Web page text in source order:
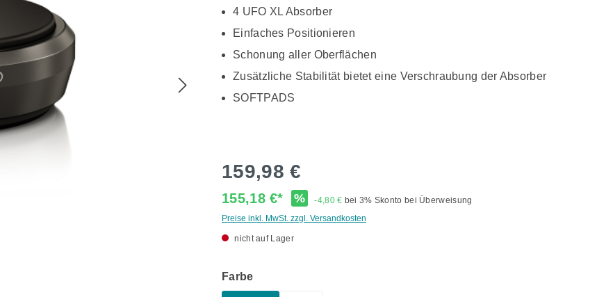
4 UFO XL Absorber
Einfaches Positionieren
Schonung aller Oberflächen
Zusätzliche Stabilität bietet eine Verschraubung der Absorber
SOFTPADS
159,98 €
155,18 €* % -4,80 € bei 3% Skonto bei Überweisung
Preise inkl. MwSt. zzgl. Versandkosten
nicht auf Lager
Farbeauswählen